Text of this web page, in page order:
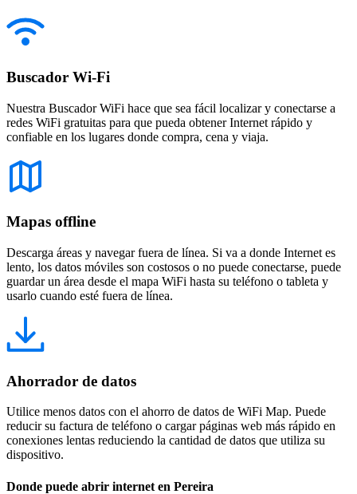
Buscador Wi-Fi
Nuestra Buscador WiFi hace que sea fácil localizar y conectarse a
redes WiFi gratuitas para que pueda obtener Internet rápido y
confiable en los lugares donde compra, cena y viaja.
Mapas offline
Descarga áreas y navegar fuera de línea. Si va a donde Internet es
lento, los datos móviles son costosos o no puede conectarse, puede
guardar un área desde el mapa WiFi hasta su teléfono o tableta y
usarlo cuando esté fuera de línea.
Ahorrador de datos
Utilice menos datos con el ahorro de datos de WiFi Map. Puede
reducir su factura de teléfono o cargar páginas web más rápido en
conexiones lentas reduciendo la cantidad de datos que utiliza su
dispositivo.
Donde puede abrir internet en Pereira